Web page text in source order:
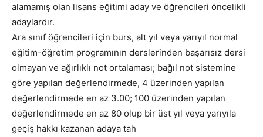
alamamış olan lisans eğitimi aday ve öğrencileri öncelikli
adaylardır.
Ara sınıf öğrencileri için burs, alt yıl veya yarıyıl normal
eğitim-öğretim programının derslerinden başarısız dersi
olmayan ve ağırlıklı not ortalaması; bağıl not sistemine
göre yapılan değerlendirmede, 4 üzerinden yapılan
değerlendirmede en az 3.00; 100 üzerinden yapılan
değerlendirmede en az 80 olup bir üst yıl veya yarıyıla
geçiş hakkı kazanan adaya tah